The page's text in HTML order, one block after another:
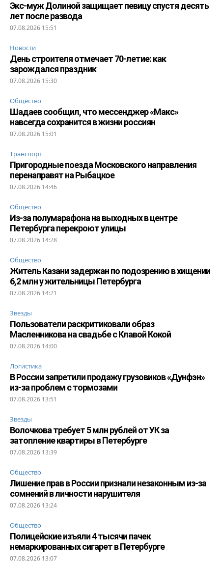
Экс-муж Долиной защищает певицу спустя десять
лет после развода
07.08.2026 15:51
Новости
День строителя отмечает 70-летие: как
зарождался праздник
07.08.2026 15:30
Общество
Шадаев сообщил, что мессенджер «Макс»
навсегда сохранится в жизни россиян
07.08.2026 15:01
Транспорт
Пригородные поезда Московского направления
перенаправят на Рыбацкое
07.08.2026 14:46
Общество
Из-за полумарафона на выходных в центре
Петербурга перекроют улицы
07.08.2026 14:28
Общество
Житель Казани задержан по подозрению в хищении
6,2 млн у жительницы Петербурга
07.08.2026 14:21
Звезды
Пользователи раскритиковали образ
Масленникова на свадьбе с Клавой Кокой
07.08.2026 14:00
Логистика
В России запретили продажу грузовиков «Дунфэн»
из-за проблем с тормозами
07.08.2026 13:51
Звезды
Волочкова требует 5 млн рублей от УК за
затопление квартиры в Петербурге
07.08.2026 13:39
Общество
Лишение прав в России признали незаконным из-за
сомнений в личности нарушителя
07.08.2026 13:24
Общество
Полицейские изъяли 4 тысячи пачек
немаркированных сигарет в Петербурге
07.08.2026 13:07